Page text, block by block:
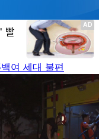
여 세대 불편